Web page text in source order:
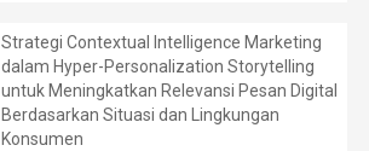
Strategi Contextual Intelligence Marketing
dalam Hyper-Personalization Storytelling
untuk Meningkatkan Relevansi Pesan Digital
Berdasarkan Situasi dan Lingkungan
Konsumen